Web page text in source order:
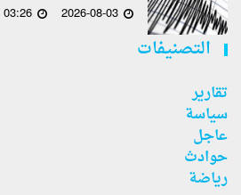
2026-08-03
03:26
التصنيفات
تقارير
سياسة
عاجل
حوادث
رياضة